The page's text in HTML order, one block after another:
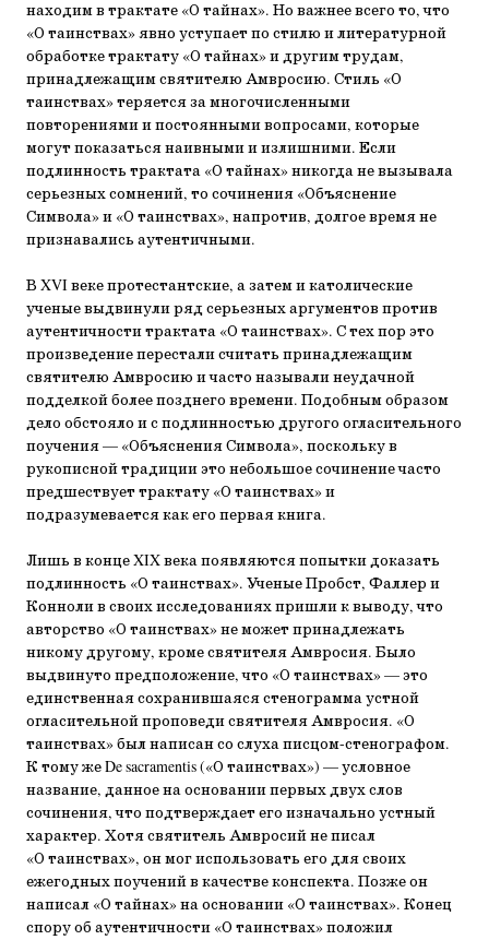
находим в трактате «О тайнах». Но важнее всего то, что
«О таинствах» явно уступает по стилю и литературной
обработке трактату «О тайнах» и другим трудам,
принадлежащим святителю Амвросию. Стиль «О
таинствах» теряется за многочисленными
повторениями и постоянными вопросами, которые
могут показаться наивными и излишними. Если
подлинность трактата «О тайнах» никогда не вызывала
серьезных сомнений, то сочинения «Объяснение
Символа» и «О таинствах», напротив, долгое время не
признавались аутентичными.
В XVI веке протестантские, а затем и католические
ученые выдвинули ряд серьезных аргументов против
аутентичности трактата «О таинствах». С тех пор это
произведение перестали считать принадлежащим
святителю Амвросию и часто называли неудачной
подделкой более позднего времени. Подобным образом
дело обстояло и с подлинностью другого огласительного
поучения — «Объяснения Символа», поскольку в
рукописной традиции это небольшое сочинение часто
предшествует трактату «О таинствах» и
подразумевается как его первая книга.
Лишь в конце XIX века появляются попытки доказать
подлинность «О таинствах». Ученые Пробст, Фаллер и
Конноли в своих исследованиях пришли к выводу, что
авторство «О таинствах» не может принадлежать
никому другому, кроме святителя Амвросия. Было
выдвинуто предположение, что «О таинствах» — это
единственная сохранившаяся стенограмма устной
огласительной проповеди святителя Амвросия. «О
таинствах» был написан со слуха писцом-стенографом.
К тому же De sacramentis («О таинствах») — условное
название, данное на основании первых двух слов
сочинения, что подтверждает его изначально устный
характер. Хотя святитель Амвросий не писал
«О таинствах», он мог использовать его для своих
ежегодных поучений в качестве конспекта. Позже он
написал «О тайнах» на основании «О таинствах». Конец
спору об аутентичности «О таинствах» положил